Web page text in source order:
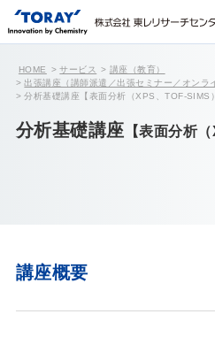
HOME サービス
講座（教育）
出張講座（講師派遣／出張セミナー／オンラ
分析基礎講座【表面分析（XPS、TOF-SIMS
分析基礎講座 【表面分析
講座概要